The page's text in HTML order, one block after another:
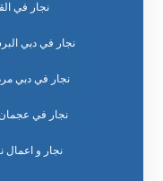
نجار في
نجار في دبي
نجار في دبي
نجار في عجمان
نجار و اعمال